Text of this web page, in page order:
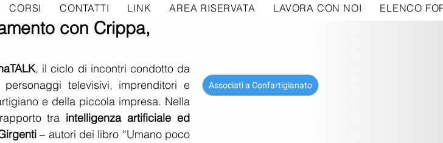
CORSI CONTATTI LINK AREA RISERVATA LAVORA CON NOI ELENCO
con Crippa,
televisivi, imprenditori e
e della piccola impresa. Nella
tra intelligenza artificiale ed
– autori dei libro “Umano poco
Associati a Confartigianato